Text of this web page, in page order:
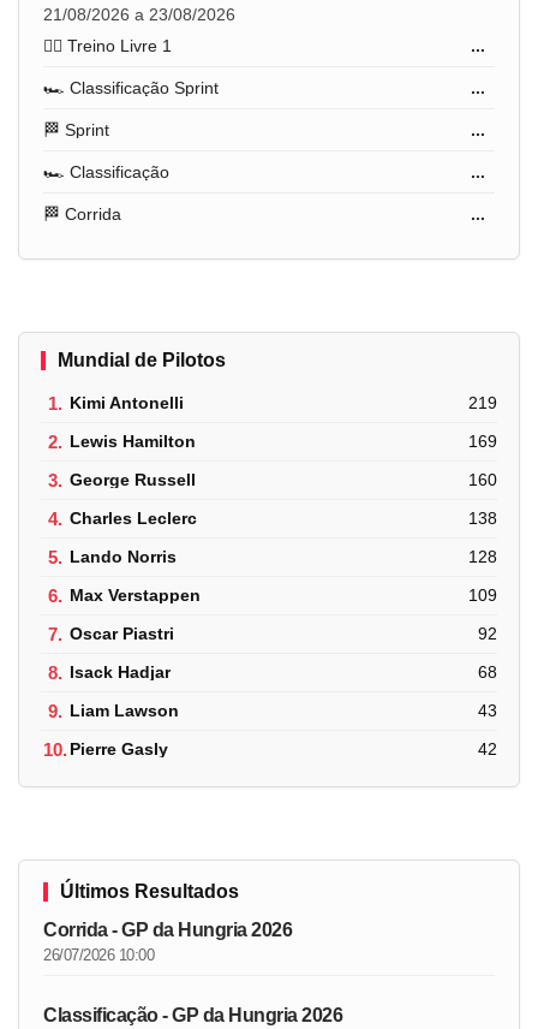
21/08/2026 a 23/08/2026
🏋️‍♂️ Treino Livre 1
...
🏎️ Classificação Sprint ...
🏁 Sprint ...
🏎️ Classificação ...
🏁 Corrida ...
Mundial de Pilotos
1. Kimi Antonelli 219
2. Lewis Hamilton 169
3. George Russell 160
4. Charles Leclerc 138
5. Lando Norris 128
6. Max Verstappen 109
7. Oscar Piastri 92
8. Isack Hadjar 68
9. Liam Lawson 43
10.Pierre Gasly 42
Últimos Resultados
Corrida - GP da Hungria 2026
26/07/2026 10:00
Classificação - GP da Hungria 2026